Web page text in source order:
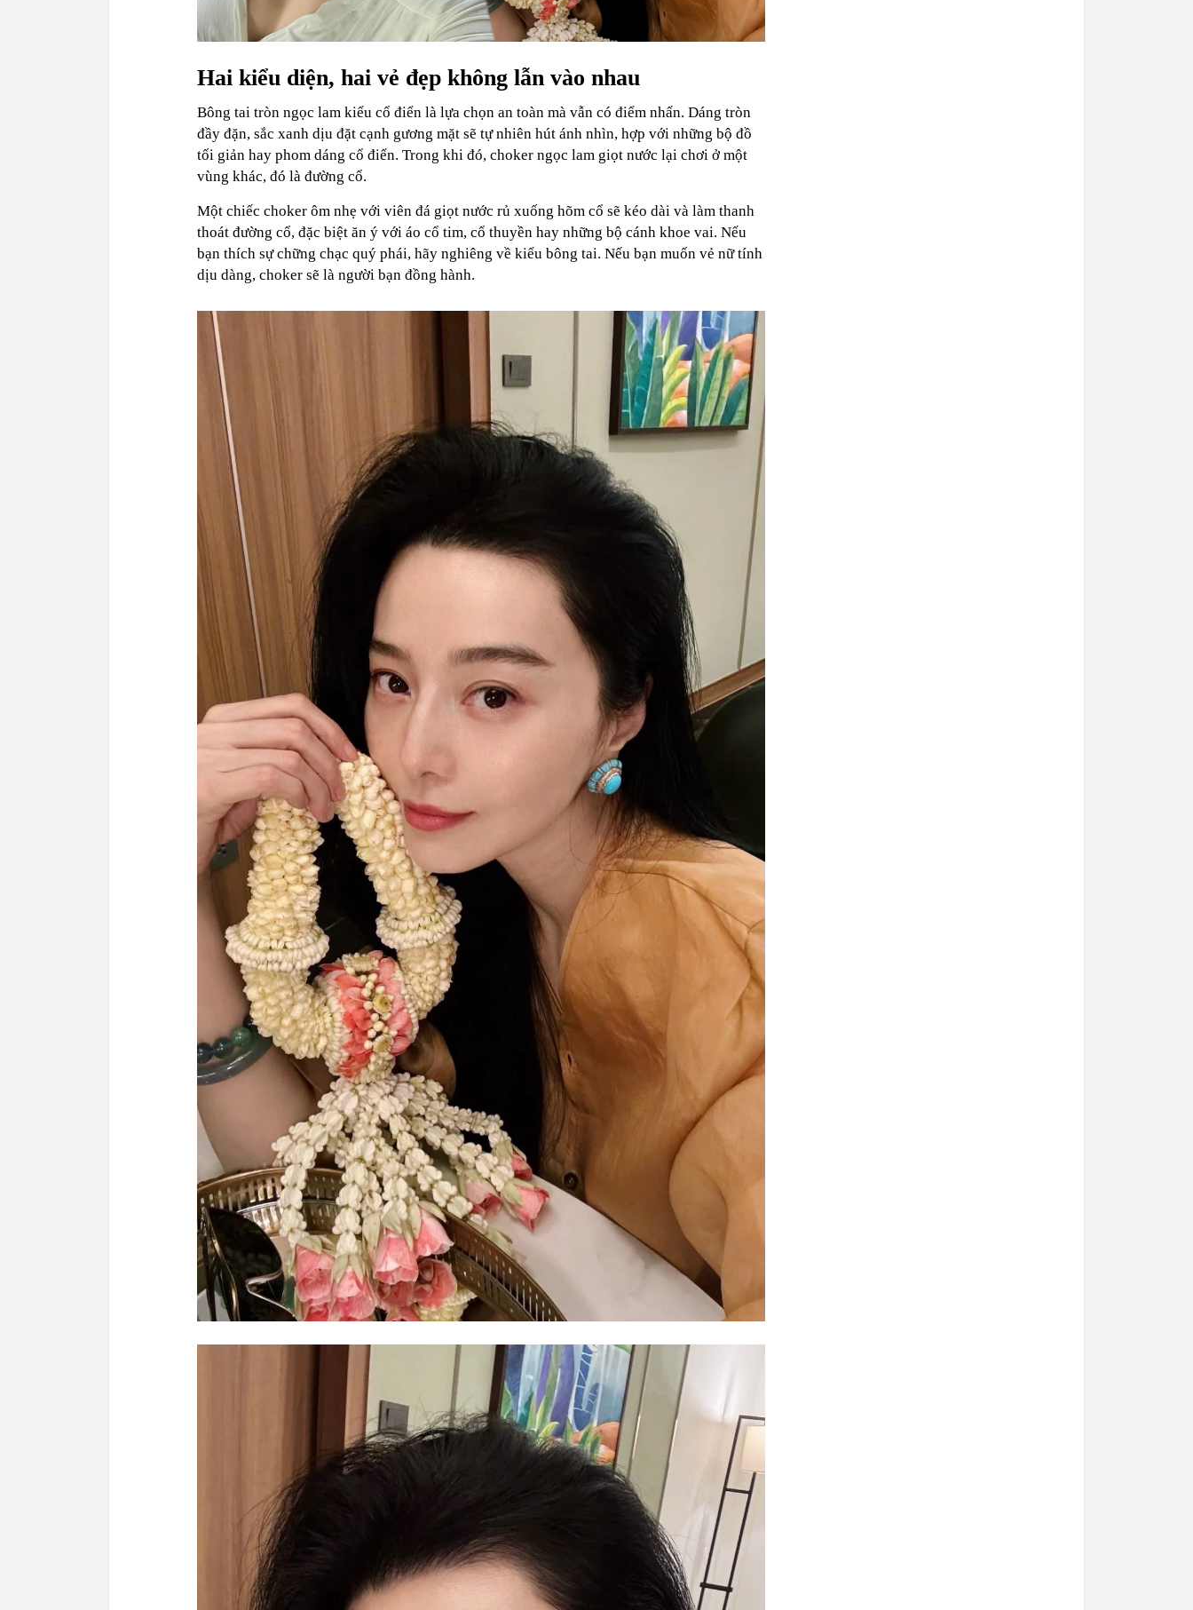
Hai kiểu diện, hai vẻ đẹp không lẫn vào nhau
Bông tai tròn ngọc lam kiểu cổ điển là lựa chọn an toàn mà vẫn có điểm nhấn. Dáng tròn
đầy đặn, sắc xanh dịu đặt cạnh gương mặt sẽ tự nhiên hút ánh nhìn, hợp với những bộ đồ
tối giản hay phom dáng cổ điển. Trong khi đó, choker ngọc lam giọt nước lại chơi ở một
vùng khác, đó là đường cổ.
Một chiếc choker ôm nhẹ với viên đá giọt nước rủ xuống hõm cổ sẽ kéo dài và làm thanh
thoát đường cổ, đặc biệt ăn ý với áo cổ tim, cổ thuyền hay những bộ cánh khoe vai. Nếu
bạn thích sự chững chạc quý phái, hãy nghiêng về kiểu bông tai. Nếu bạn muốn vẻ nữ tính
dịu dàng, choker sẽ là người bạn đồng hành.